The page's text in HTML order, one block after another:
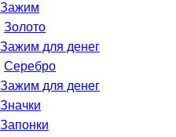
Зажим
Золото
Зажим для денег
Серебро
Зажим для денег
Значки
Запонки